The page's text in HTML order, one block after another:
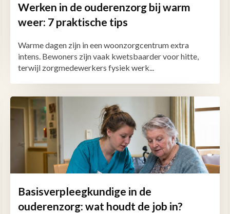
Werken in de ouderenzorg bij warm
weer: 7 praktische tips
Warme dagen zijn in een woonzorgcentrum extra
intens. Bewoners zijn vaak kwetsbaarder voor hitte,
terwijl zorgmedewerkers fysiek werk...
Basisverpleegkundige in de
ouderenzorg: wat houdt de job in?